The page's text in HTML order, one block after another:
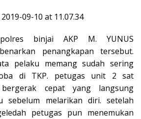
binjai AKP M. YUNUS
penangkapan tersebut.
pelaku memang sudah sering
di TKP. petugas unit 2 sat
cepat yang langsung
sebelum melarikan diri. setelah
petugas pun menemukan